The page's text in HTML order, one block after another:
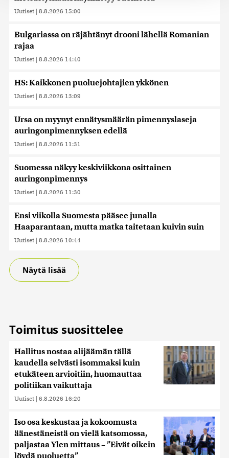
jaamme sosiaalisen median, mainosalan ja analytiikka-
sivustoamme. Kumppanimme voivat yhdistää näitä
tietoja muihin tietoihin, joita olet antanut heille tai joita on
kerätty, kun olet käyttänyt heidän palvelujaan. Tietoja
saatetaan myös siirtää ulkomaille.
Uutiset | 8.8.2026 15:00
Bulgariassa on räjähtänyt drooni lähellä Romanian
rajaa
Uutiset | 8.8.2026 14:40
HS: Kaikkonen puoluejohtajien ykkönen
Uutiset | 8.8.2026 13:09
Ursa on myynyt ennätysmäärän pimennyslaseja
auringonpimennyksen edellä
Uutiset | 8.8.2026 11:31
Suomessa näkyy keskiviikkona osittainen
auringonpimennys
Uutiset | 8.8.2026 11:30
Ensi viikolla Suomesta pääsee junalla
Haaparantaan, mutta matka taitetaan kuivin suin
Uutiset | 8.8.2026 10:44
Näytä lisää
Toimitus suosittelee
Hallitus nostaa alijäämän tällä
kaudella selvästi isommaksi kuin
etukäteen arvioitiin, huomauttaa
politiikan vaikuttaja
Uutiset | 6.8.2026 16:20
Iso osa keskustaa ja kokoomusta
äänestäneistä on vielä katsomossa,
paljastaa Ylen mittaus – ”Eivät oikein